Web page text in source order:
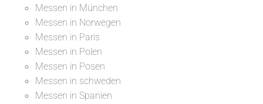
Messen in München
Messen in Norwegen
Messen in Paris
Messen in Polen
Messen in Posen
Messen in schweden
Messen in Spanien